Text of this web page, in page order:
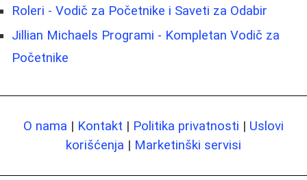
Roleri - Vodič za Početnike i Saveti za Odabir
Jillian Michaels Programi - Kompletan Vodič za
Početnike
O nama | Kontakt | Politika privatnosti | Uslovi
korišćenja | Marketinški servisi